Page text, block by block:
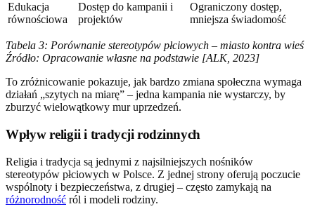
Edukacja
równościowa
Dostęp do kampanii i
projektów
Ograniczony dostęp,
mniejsza świadomość
Tabela 3: Porównanie stereotypów płciowych – miasto kontra wieś
Źródło: Opracowanie własne na podstawie [ALK, 2023]
To zróżnicowanie pokazuje, jak bardzo zmiana społeczna wymaga
działań „szytych na miarę” – jedna kampania nie wystarczy, by
zburzyć wielowątkowy mur uprzedzeń.
Wpływ religii i tradycji rodzinnych
Religia i tradycja są jednymi z najsilniejszych nośników
stereotypów płciowych w Polsce. Z jednej strony oferują poczucie
wspólnoty i bezpieczeństwa, z drugiej – często zamykają na
różnorodność ról i modeli rodziny.